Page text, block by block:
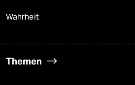
Wahrheit
Themen